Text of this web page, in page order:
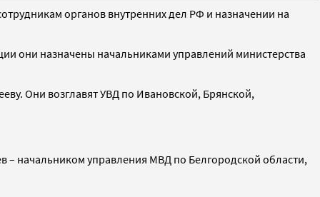
органов внутренних дел РФ и назначении на
они назначены начальниками управлений министерства
Они возглавят УВД по Ивановской, Брянской,
– начальником управления МВД по Белгородской области,